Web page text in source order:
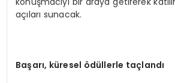
açıları sunacak.
Başarı, küresel ödüllerle taçlandı